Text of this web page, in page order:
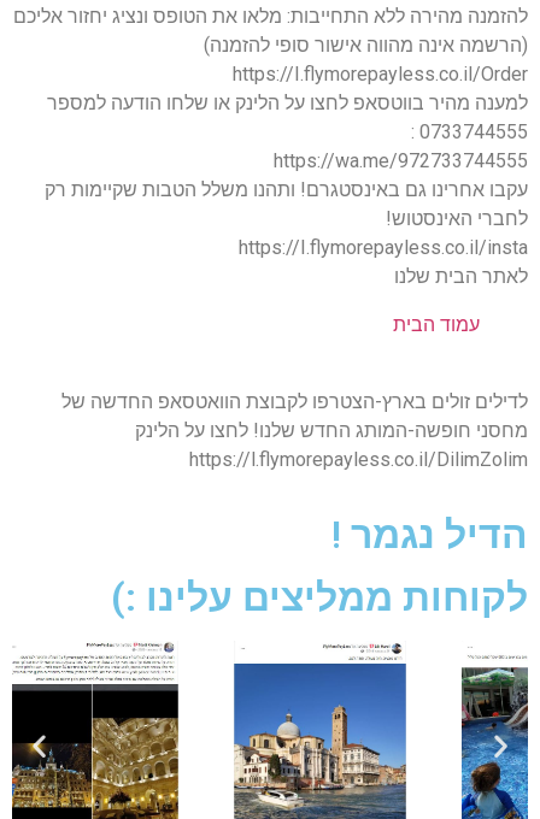
להזמנה מהירה ללא התחייבות: מלאו את הטופס ונציג יחזור אליכם
(הרשמה אינה מהווה אישור סופי להזמנה)
https://I.flymorepayless.co.il/Order
למענה מהיר בווטסאפ לחצו על הלינק או שלחו הודעה למספר
0733744555 :
https://wa.me/972733744555
עקבו אחרינו גם באינסטגרם! ותהנו משלל הטבות שקיימות רק
לחברי האינסטוש!
https://I.flymorepayless.co.il/insta
לאתר הבית שלנו
עמוד הבית
לדילים זולים בארץ-הצטרפו לקבוצת הוואטסאפ החדשה של
מחסני חופשה-המותג החדש שלנו! לחצו על הלינק
https://l.flymorepayless.co.il/DilimZolim
הדיל נגמר !
לקוחות ממליצים עלינו :)